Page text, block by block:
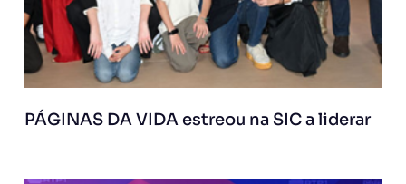
PÁGINAS DA VIDA estreou na SIC a liderar